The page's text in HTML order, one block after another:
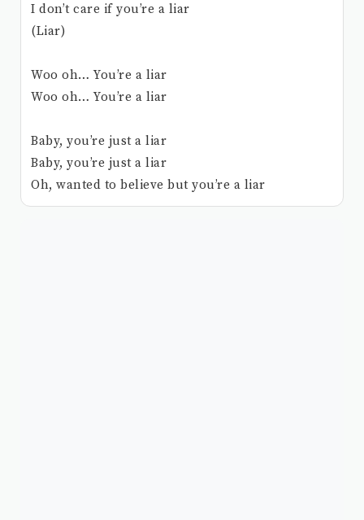
I don’t care if you’re a liar
(Liar)
Woo oh… You’re a liar
Woo oh… You’re a liar
Baby, you’re just a liar
Baby, you’re just a liar
Oh, wanted to believe but you’re a liar